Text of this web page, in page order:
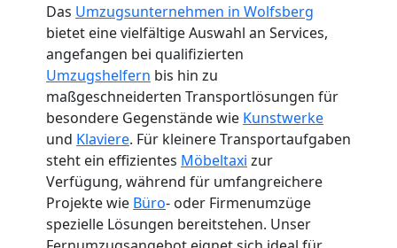
Das Umzugsunternehmen in Wolfsberg
bietet eine vielfältige Auswahl an Services,
angefangen bei qualifizierten
Umzugshelfern bis hin zu
maßgeschneiderten Transportlösungen für
besondere Gegenstände wie Kunstwerke
und Klaviere. Für kleinere Transportaufgaben
steht ein effizientes Möbeltaxi zur
Verfügung, während für umfangreichere
Projekte wie Büro- oder Firmenumzüge
spezielle Lösungen bereitstehen. Unser